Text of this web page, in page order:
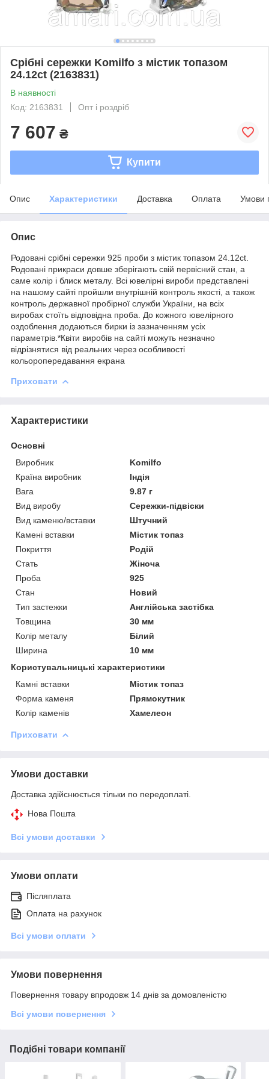
Срібні сережки Komilfo з містик топазом
24.12ct (2163831)
В наявності
Код: 2163831
Опт і роздріб
7 607 ₴
Купити
Опис Характеристики Доставка Оплата Умови
Опис
Родовані срібні сережки 925 проби з містик топазом 24.12ct.
Родовані прикраси довше зберігають свій первісний стан, а
саме колір і блиск металу. Всі ювелірні вироби представлені
на нашому сайті пройшли внутрішній контроль якості, а також
контроль державної пробірної служби України, на всіх
виробах стоїть відповідна проба. До кожного ювелірного
оздоблення додаються бирки із зазначенням усіх
параметрів.*Квіти виробів на сайті можуть незначно
відрізнятися від реальних через особливості
кольоропередавання екрана
Приховати
Характеристики
Основні
Виробник
Komilfo
Країна виробник
Індія
Вага
9.87 г
Вид виробу
Сережки-підвіски
Вид каменю/вставки
Штучний
Камені вставки
Містик топаз
Покриття
Родій
Стать
Жіноча
Проба
925
Стан
Новий
Тип застежки
Англійська застібка
Товщина
30 мм
Колір металу
Білий
Ширина
10 мм
Користувальницькі характеристики
Камні вставки
Містик топаз
Форма каменя
Прямокутник
Колір каменів
Хамелеон
Приховати
Умови доставки
Доставка здійснюється тільки по передоплаті.
Нова Пошта
Всі умови доставки
Умови оплати
Післяплата
Оплата на рахунок
Всі умови оплати
Умови повернення
Повернення товару впродовж 14 днів за домовленістю
Всі умови повернення
Подібні товари компанії